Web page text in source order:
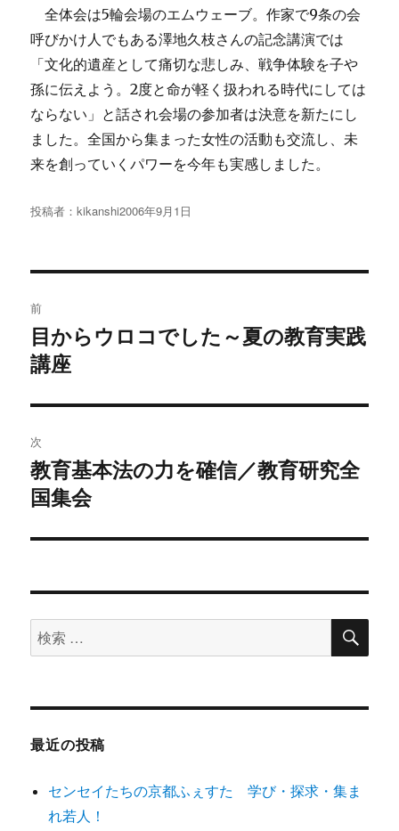
全体会は5輪会場のエムウェーブ。作家で9条の会
呼びかけ人でもある澤地久枝さんの記念講演では
「文化的遺産として痛切な悲しみ、戦争体験を子や
孫に伝えよう。2度と命が軽く扱われる時代にしては
ならない」と話され会場の参加者は決意を新たにし
ました。全国から集まった女性の活動も交流し、未
来を創っていくパワーを今年も実感しました。
投稿者：kikanshi投
2006年9月1日
稿
ナ
ビ
ゲ
ー
シ
ン
前
過
去
投
稿:
目からウロコでした～夏の教育実践
講座
次
次
の
稿:
教育基本法の力を確信／教育研究全
国集会
検
索
象:
検
最近の投稿
センセイたちの京都ふぇすた 学び・探求・集ま
れ若人！